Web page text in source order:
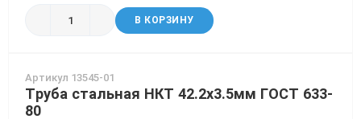
В КОРЗИНУ
Артикул 13545-01
Труба стальная НКТ 42.2х3.5мм ГОСТ 633-
80